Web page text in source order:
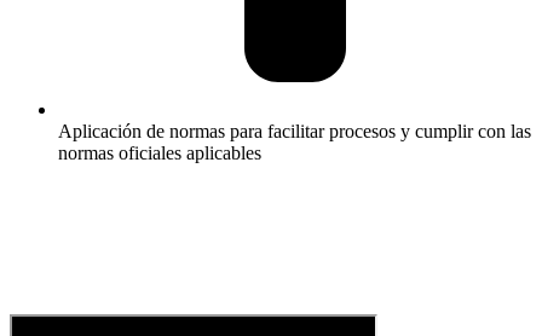
Aplicación de normas para facilitar procesos y cumplir con las
normas oficiales aplicables